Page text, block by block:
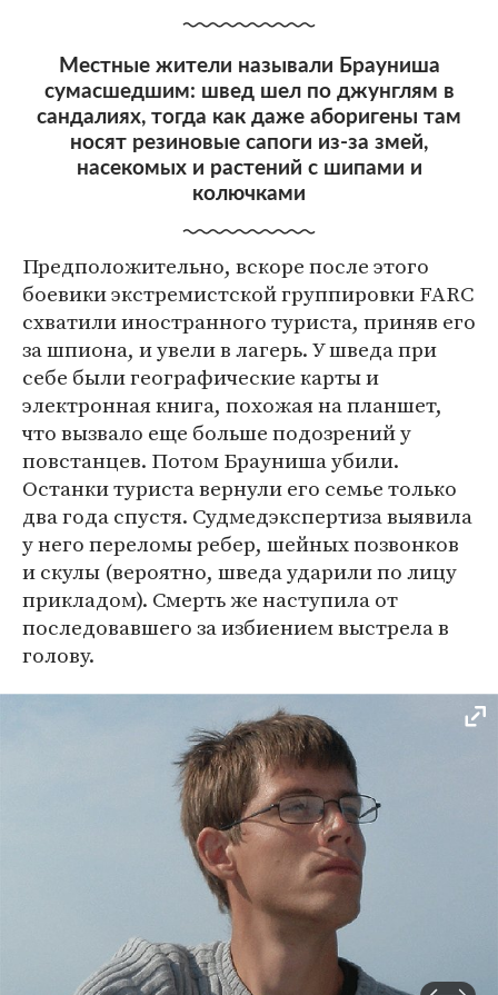
Местные жители называли Брауниша
сумасшедшим: швед шел по джунглям в
сандалиях, тогда как даже аборигены там
носят резиновые сапоги из-за змей,
насекомых и растений с шипами и
колючками
Предположительно, вскоре после этого
боевики экстремистской группировки FARC
схватили иностранного туриста, приняв его
за шпиона, и увели в лагерь. У шведа при
себе были географические карты и
электронная книга, похожая на планшет,
что вызвало еще больше подозрений у
повстанцев. Потом Брауниша убили.
Останки туриста вернули его семье только
два года спустя. Судмедэкспертиза выявила
у него переломы ребер, шейных позвонков
и скулы (вероятно, шведа ударили по лицу
прикладом). Смерть же наступила от
последовавшего за избиением выстрела в
голову.